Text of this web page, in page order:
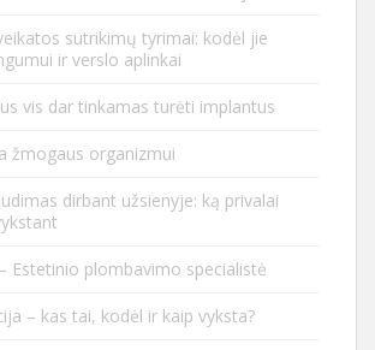
sutrikimų tyrimai: kodėl jie
ir verslo aplinkai
vis dar tinkamas turėti implantus
žmogaus organizmui
dirbant užsienyje: ką privalai
Estetinio plombavimo specialistė
– kas tai, kodėl ir kaip vyksta?